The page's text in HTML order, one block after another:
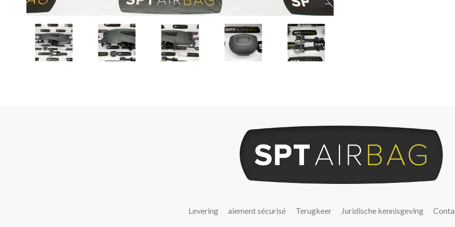
Levering aiement sécurisé Terugkeer Juridische kennisgeving